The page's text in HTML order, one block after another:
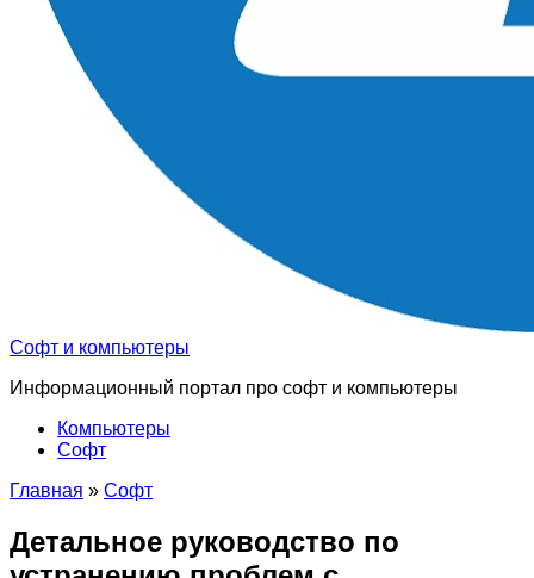
Софт и компьютеры
Информационный портал про софт и компьютеры
Компьютеры
Софт
Главная » Софт
Детальное руководство по